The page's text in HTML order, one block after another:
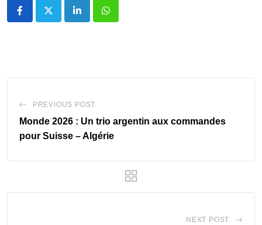
LinkedIn Whatsapp
PREVIOUS POST
Monde 2026 : Un trio argentin aux commandes
pour Suisse – Algérie
NEXT POST